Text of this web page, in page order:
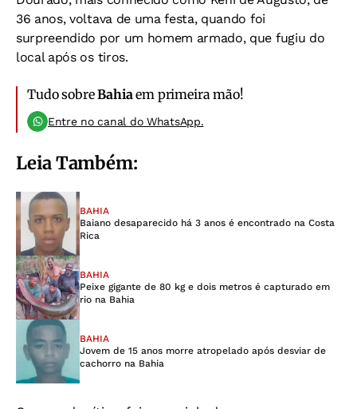
36 anos, voltava de uma festa, quando foi
surpreendido por um homem armado, que fugiu do
local após os tiros.
Tudo sobreBahiaem primeira mão!
Entre no canal do WhatsApp.
Leia Também:
BAHIA
Baiano desaparecido há 3 anos é encontrado na Costa
Rica
BAHIA
Peixe gigante de 80 kg e dois metros é capturado em
rio na Bahia
BAHIA
Jovem de 15 anos morre atropelado após desviar de
cachorro na Bahia